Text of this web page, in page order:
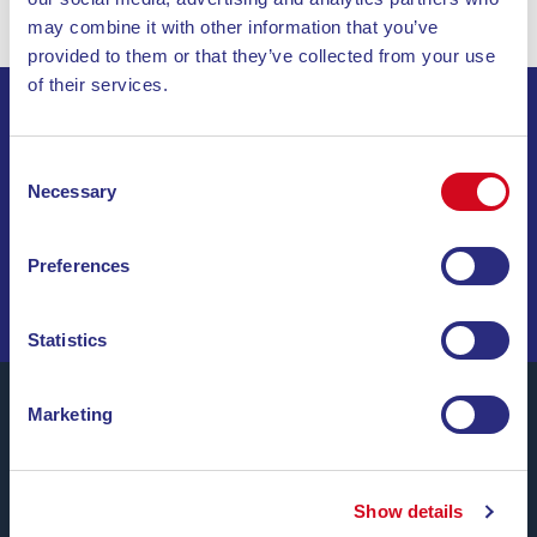
may combine it with other information that you’ve
provided to them or that they’ve collected from your use
of their services.
Selection
Necessary
Preferences
Statistics
Marketing
Show details
ISCRIVITI ALLA NEWSLETTER
INVIA
NAVIGA TRA OFFERTE SPECIALI, DESTINAZIONI DA
tutto l’anno con tariffe